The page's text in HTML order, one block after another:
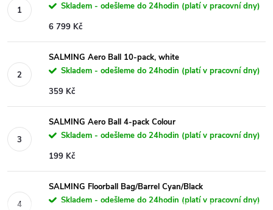
Skladem - odešleme do 24hodin (platí v pracovní dny)
6 799 Kč
SALMING Aero Ball 10-pack, white
Skladem - odešleme do 24hodin (platí v pracovní dny)
359 Kč
SALMING Aero Ball 4-pack Colour
Skladem - odešleme do 24hodin (platí v pracovní dny)
199 Kč
SALMING Floorball Bag/Barrel Cyan/Black
Skladem - odešleme do 24hodin (platí v pracovní dny)